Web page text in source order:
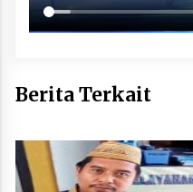
Berita Terkait